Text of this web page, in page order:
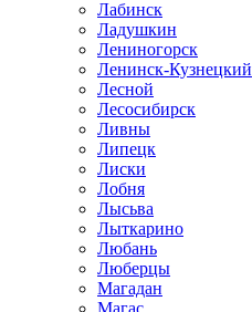
Лабинск
Ладушкин
Лениногорск
Ленинск-Кузнецкий
Лесной
Лесосибирск
Ливны
Липецк
Лиски
Лобня
Лысьва
Лыткарино
Любань
Люберцы
Магадан
Магас